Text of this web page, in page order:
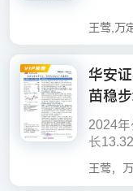
瑞和生
物；4
0计划”
飞；6
家、伊
巴、名
药注册
打破进
联
发进度
极布局
4.22、
0%、
背景下
业务稳
风险提
物疫病
如果觉
圈，支
为
利率
公司
4.51/
8.57%/
禽用板
公司
（同比
羽份（
亿毫升
制品实
宠物药
主要观
2024年
长
公司公
营业收
归母净
要是
分季度
王莺,万
华安
苗稳
局-
2024
长
公司公
王莺，